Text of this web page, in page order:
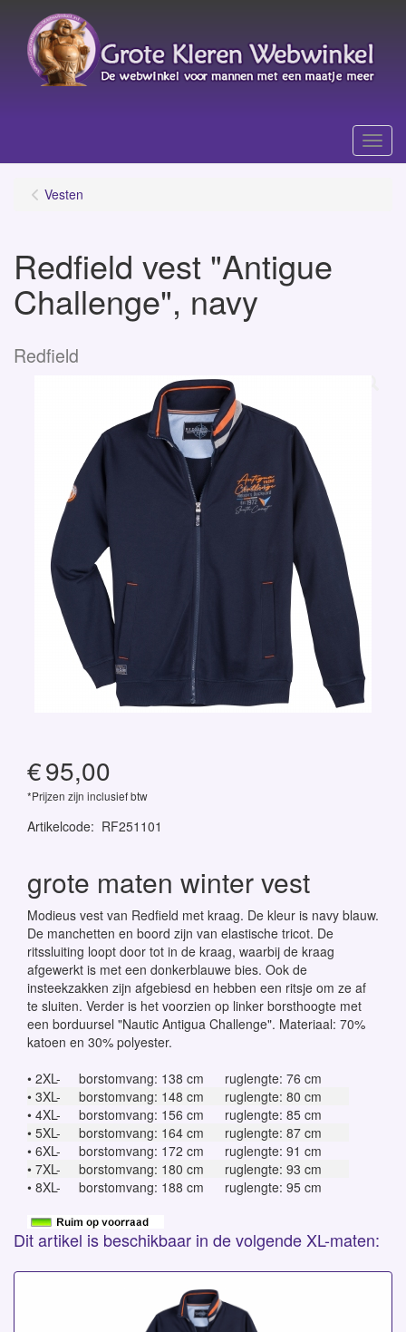
Menu
Vesten
Redfield vest "Antigue
Challenge", navy
Redfield
€95,00
*Prijzen zijn inclusief btw
Artikelcode: RF251101
grote maten winter vest
Modieus vest van Redfield met kraag. De kleur is navy blauw.
De manchetten en boord zijn van elastische tricot. De
ritssluiting loopt door tot in de kraag, waarbij de kraag
afgewerkt is met een donkerblauwe bies. Ook de
insteekzakken zijn afgebiesd en hebben een ritsje om ze af
te sluiten. Verder is het voorzien op linker borsthoogte met
een borduursel "Nautic Antigua Challenge". Materiaal: 70%
katoen en 30% polyester.
• 2XL-
borstomvang: 138 cm
ruglengte: 76 cm
• 3XL-
borstomvang: 148 cm
ruglengte: 80 cm
• 4XL-
borstomvang: 156 cm
ruglengte: 85 cm
• 5XL-
borstomvang: 164 cm
ruglengte: 87 cm
• 6XL-
borstomvang: 172 cm
ruglengte: 91 cm
• 7XL-
borstomvang: 180 cm
ruglengte: 93 cm
• 8XL-
borstomvang: 188 cm ruglengte: 95 cm
Dit artikel is beschikbaar in de volgende XL-maten: